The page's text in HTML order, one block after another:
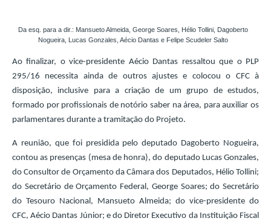
Da esq. para a dir.: Mansueto Almeida, George Soares, Hélio Tollini, Dagoberto
Nogueira, Lucas Gonzales, Aécio Dantas e Felipe Scudeler Salto
Ao finalizar, o vice-presidente Aécio Dantas ressaltou que o PLP
295/16 necessita ainda de outros ajustes e colocou o CFC à
disposição, inclusive para a criação de um grupo de estudos,
formado por profissionais de notório saber na área, para auxiliar os
parlamentares durante a tramitação do Projeto.
A reunião, que foi presidida pelo deputado Dagoberto Nogueira,
contou as presenças (mesa de honra), do deputado Lucas Gonzales,
do Consultor de Orçamento da Câmara dos Deputados, Hélio Tollini;
do Secretário de Orçamento Federal, George Soares; do Secretário
do Tesouro Nacional, Mansueto Almeida; do vice-presidente do
CFC, Aécio Dantas Júnior; e do Diretor Executivo da Instituição Fiscal